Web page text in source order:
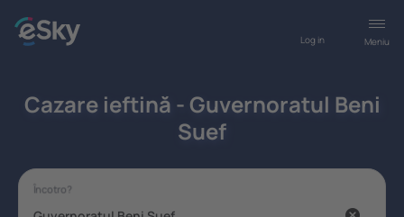
Meniu
Log in
Cazare ieftină - Guvernoratul Beni
Suef